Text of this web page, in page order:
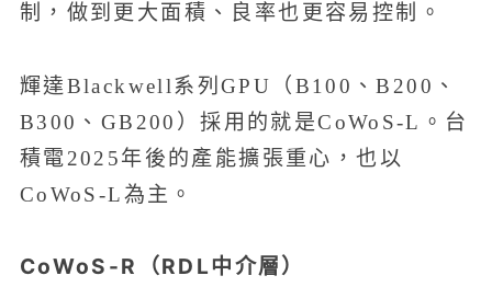
制，做到更大面積、良率也更容易控制。
輝達Blackwell系列GPU（B100、B200、
B300、GB200）採用的就是CoWoS-L。台
積電2025年後的產能擴張重心，也以
CoWoS-L為主。
CoWoS-R（RDL中介層）